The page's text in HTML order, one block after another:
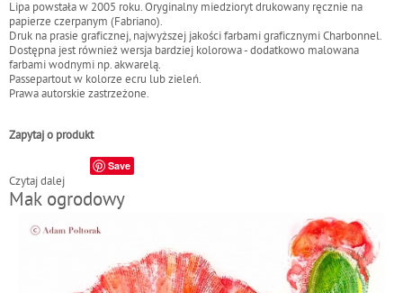
Lipa powstała w 2005 roku. Oryginalny miedzioryt drukowany ręcznie na
papierze czerpanym (Fabriano).
Druk na prasie graficznej, najwyższej jakości farbami graficznymi Charbonnel.
Dostępna jest również wersja bardziej kolorowa - dodatkowo malowana
farbami wodnymi np. akwarelą.
Passepartout w kolorze ecru lub zieleń.
Prawa autorskie zastrzeżone.
Zapytaj o produkt
Save
Czytaj dalej
p
i
s
Mak ogrodowy